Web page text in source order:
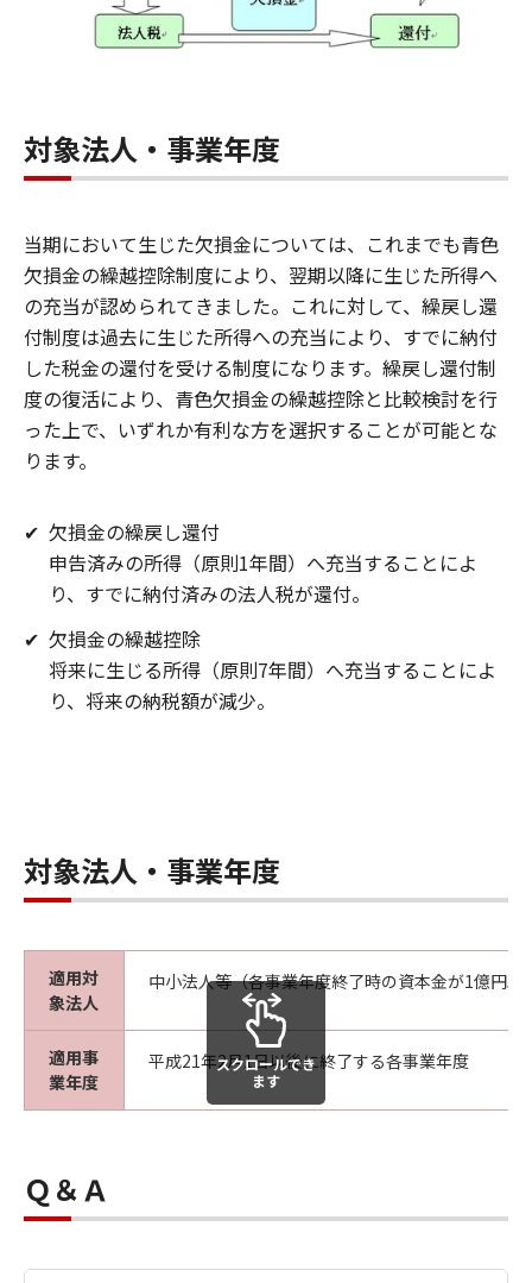
対象法人・事業年度
当期において生じた欠損金については、これまでも青色
欠損金の繰越控除制度により、翌期以降に生じた所得へ
の充当が認められてきました。これに対して、繰戻し還
付制度は過去に生じた所得への充当により、すでに納付
した税金の還付を受ける制度になります。繰戻し還付制
度の復活により、青色欠損金の繰越控除と比較検討を行
った上で、いずれか有利な方を選択することが可能とな
ります。
✔ 欠損金の繰戻し還付
申告済みの所得（原則1年間）へ充当することによ
り、すでに納付済みの法人税が還付。
✔ 欠損金の繰越控除
将来に生じる所得（原則7年間）へ充当することによ
り、将来の納税額が減少。
対象法人・事業年度
適用対
象法人
中小法人等（各事業年度終了時の資本金が1億円以
適用事
業年度
平成21年2月1日以後に終了する各事業年度
スクロールでき
ます
Ｑ＆Ａ